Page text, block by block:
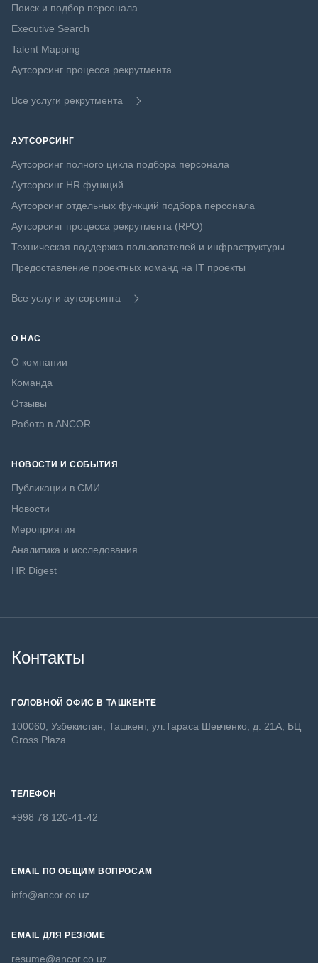
Поиск и подбор персонала
Executive Search
Talent Mapping
Аутсорсинг процесса рекрутмента
Все услуги рекрутмента
АУТСОРСИНГ
Аутсорсинг полного цикла подбора персонала
Аутсорсинг HR функций
Аутсорсинг отдельных функций подбора персонала
Аутсорсинг процесса рекрутмента (RPO)
Техническая поддержка пользователей и инфраструктуры
Предоставление проектных команд на IT проекты
Все услуги аутсорсинга
О НАС
О компании
Команда
Отзывы
Работа в ANCOR
НОВОСТИ И СОБЫТИЯ
Публикации в СМИ
Новости
Мероприятия
Аналитика и исследования
HR Digest
Контакты
ГОЛОВНОЙ ОФИС В ТАШКЕНТЕ
100060, Узбекистан, Ташкент, ул.Тараса Шевченко, д. 21А, БЦ
Gross Plaza
ТЕЛЕФОН
+998 78 120-41-42
EMAIL ПО ОБЩИМ ВОПРОСАМ
info@ancor.co.uz
EMAIL ДЛЯ РЕЗЮМЕ
resume@ancor.co.uz